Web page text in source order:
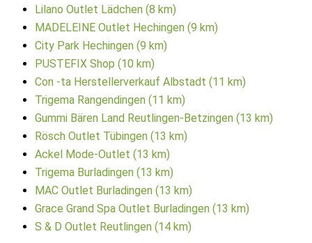
Lilano Outlet Lädchen (8 km)
MADELEINE Outlet Hechingen (9 km)
City Park Hechingen (9 km)
PUSTEFIX Shop (10 km)
Con -ta Herstellerverkauf Albstadt (11 km)
Trigema Rangendingen (11 km)
Gummi Bären Land Reutlingen-Betzingen (13 km)
Rösch Outlet Tübingen (13 km)
Ackel Mode-Outlet (13 km)
Trigema Burladingen (13 km)
MAC Outlet Burladingen (13 km)
Grace Grand Spa Outlet Burladingen (13 km)
S & D Outlet Reutlingen (14 km)